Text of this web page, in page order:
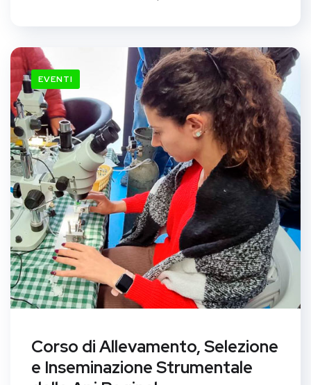
EVENTI
Corso di Allevamento, Selezione
e Inseminazione Strumentale